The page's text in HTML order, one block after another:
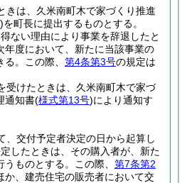
きは、久米南町木で家づくり推進
)を町長に提出するものとする。
ない理由により事業を辞退したと
年度において、新たに当該事業の
。
この際、 第4条第3号の規定は
受けたときは、久米南町木で家づ
通知書(様式第13号)により通知す
、交付予定者決定の日から起算し
したときは、その購入者が、新た
ものとする。
この際、 第7条第2
か、建売住宅の販売者において交